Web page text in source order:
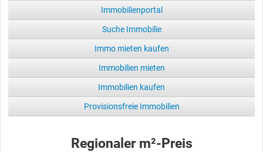
Immobilienportal
Suche Immobilie
Immo mieten kaufen
Immobilien mieten
Immobilien kaufen
Provisionsfreie Immobilien
Regionaler m²-Preis